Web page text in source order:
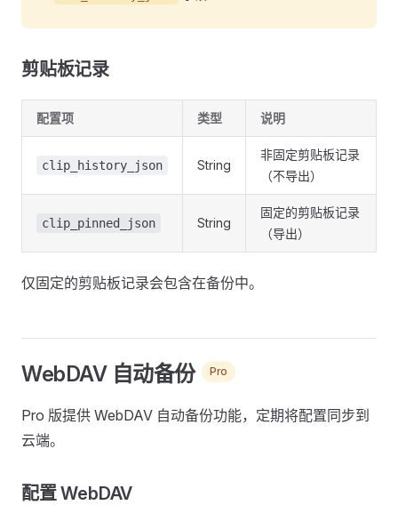
剪贴板记录
配置项 类型 说明
clip_history_json String
非固定剪贴板记录
（不导出）
clip_pinned_json String
固定的剪贴板记录
（导出）
仅固定的剪贴板记录会包含在备份中。
WebDAV 自动备份 Pro
Pro 版提供 WebDAV 自动备份功能，定期将配置同步到
云端。
配置 WebDAV